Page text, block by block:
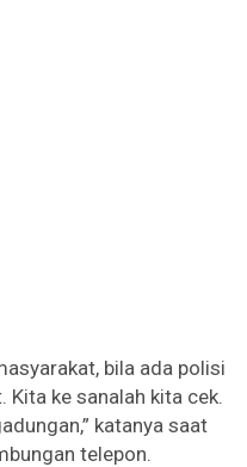
bila ada polisi
ke sanalah kita cek.
katanya saat
telepon.